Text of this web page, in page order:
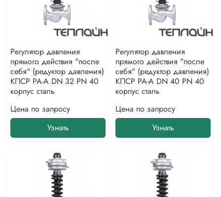
Регулятор давления
прямого действия "после
себя" (редуктор давления)
КПСР РА-А DN 32 PN 40
корпус сталь
Цена по запросу
Узнать
Регулятор давления
прямого действия "после
себя" (редуктор давления)
КПСР РА-А DN 40 PN 40
корпус сталь
Цена по запросу
Узнать